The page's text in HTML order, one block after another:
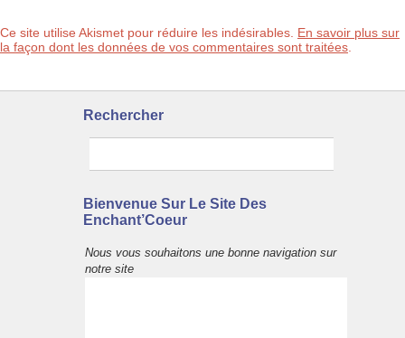
Ce site utilise Akismet pour réduire les indésirables. En savoir plus sur
la façon dont les données de vos commentaires sont traitées
Rechercher
Bienvenue Sur Le Site Des
Enchant’Coeur
Nous vous souhaitons une bonne navigation sur
notre site